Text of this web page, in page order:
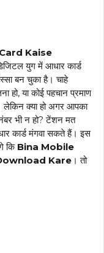
Kaise
युग में आधार कार्ड
बन चुका है। चाहे
हो, या कोई पहचान प्रमाण
लेकिन क्या हो अगर आपका
भी न हो? टेंशन मत
कार्ड मंगवा सकते हैं। इस
कि Bina Mobile
Kare । तो